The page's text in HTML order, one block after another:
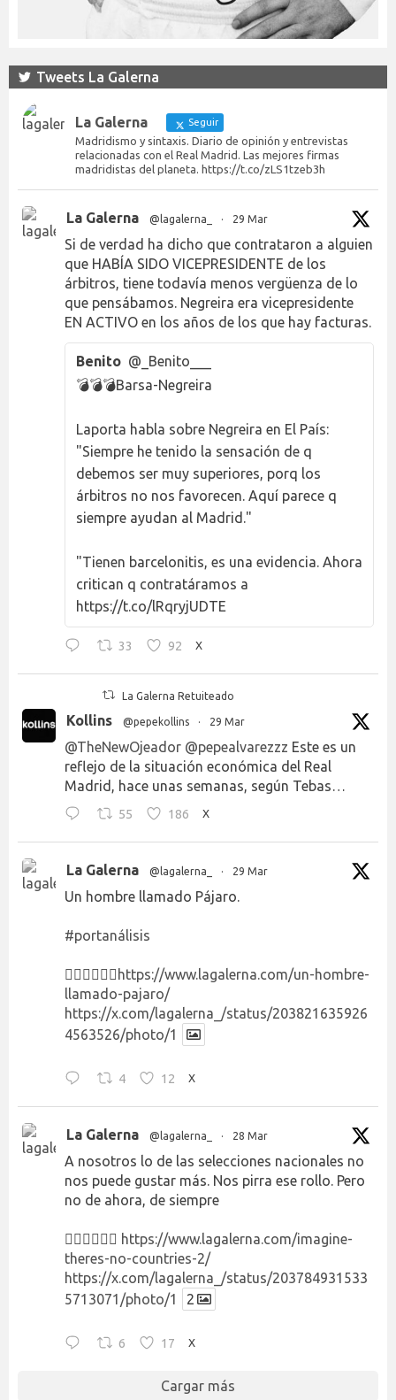
Tweets La Galerna
La Galerna Seguir
Madridismo y sintaxis. Diario de opinión y entrevistas
relacionadas con el Real Madrid. Las mejores firmas
madridistas del planeta. https://t.co/zLS1tzeb3h
La Galerna @lagalerna_ · 29 Mar
Si de verdad ha dicho que contrataron a alguien
que HABÍA SIDO VICEPRESIDENTE de los
árbitros, tiene todavía menos vergüenza de lo
que pensábamos. Negreira era vicepresidente
EN ACTIVO en los años de los que hay facturas.
Benito @_Benito___
💣💣💣Barsa-Negreira
Laporta habla sobre Negreira en El País:
"Siempre he tenido la sensación de q
debemos ser muy superiores, porq los
árbitros no nos favorecen. Aquí parece q
siempre ayudan al Madrid."
"Tienen barcelonitis, es una evidencia. Ahora
critican q contratáramos a
https://t.co/lRqryjUDTE
33 92 X
La Galerna Retuiteado
Kollins @pepekollins · 29 Mar
@TheNewOjeador @pepealvarezzz Este es un
reflejo de la situación económica del Real
Madrid, hace unas semanas, según Tebas…
55 186 X
La Galerna @lagalerna_ · 29 Mar
Un hombre llamado Pájaro.
#portanálisis
👉🏻👉🏻👉🏻 https://www.lagalerna.com/un-hombre-
llamado-pajaro/
https://x.com/lagalerna_/status/203821635926
4563526/photo/1
4 12 X
La Galerna @lagalerna_ · 28 Mar
A nosotros lo de las selecciones nacionales no
nos puede gustar más. Nos pirra ese rollo. Pero
no de ahora, de siempre
👉🏻👉🏻👉🏻 https://www.lagalerna.com/imagine-
theres-no-countries-2/
https://x.com/lagalerna_/status/203784931533
5713071/photo/1
2
6 17 X
Cargar más